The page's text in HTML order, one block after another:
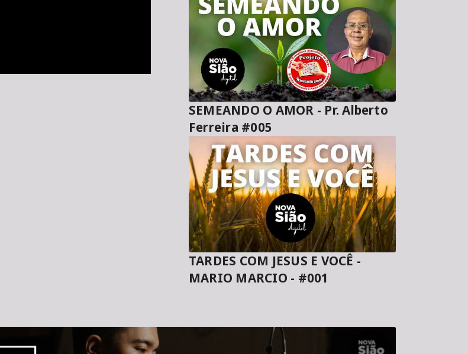
SEMEANDO O AMOR - Pr. Alberto
Ferreira #005
TARDES COM JESUS E VOCÊ -
MARIO MARCIO - #001